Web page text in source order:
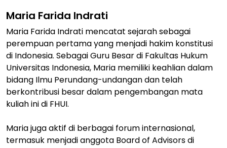
Maria Farida Indrati
Maria Farida Indrati mencatat sejarah sebagai
perempuan pertama yang menjadi hakim konstitusi
di Indonesia. Sebagai Guru Besar di Fakultas Hukum
Universitas Indonesia, Maria memiliki keahlian dalam
bidang Ilmu Perundang-undangan dan telah
berkontribusi besar dalam pengembangan mata
kuliah ini di FHUI.
Maria juga aktif di berbagai forum internasional,
termasuk menjadi anggota Board of Advisors di